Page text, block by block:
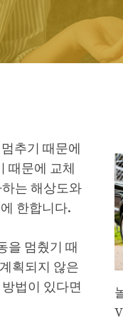
추기 때문에
때문에 교체
는 해상도와
한합니다.
을 멈췄기 때
획되지 않은
법이 있다면